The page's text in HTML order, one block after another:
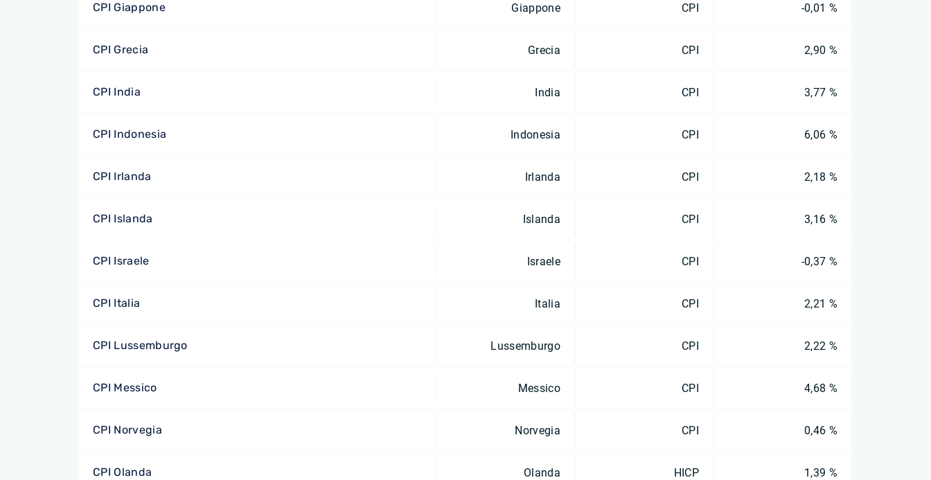
CPI Giappone Giappone CPI -0,01 %
CPI Grecia Grecia CPI 2,90 %
CPI India India CPI 3,77 %
CPI Indonesia Indonesia CPI 6,06 %
CPI Irlanda Irlanda CPI 2,18 %
CPI Islanda Islanda CPI 3,16 %
CPI Israele Israele CPI -0,37 %
CPI Italia Italia CPI 2,21 %
CPI Lussemburgo Lussemburgo CPI 2,22 %
CPI Messico Messico CPI 4,68 %
CPI Norvegia Norvegia CPI 0,46 %
CPI Olanda Olanda HICP 1,39 %